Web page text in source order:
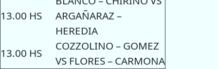
13.00 HS
ARGAÑARAZ –
HEREDIA
13.00 HS
COZZOLINO – GOMEZ
VS FLORES – CARMONA